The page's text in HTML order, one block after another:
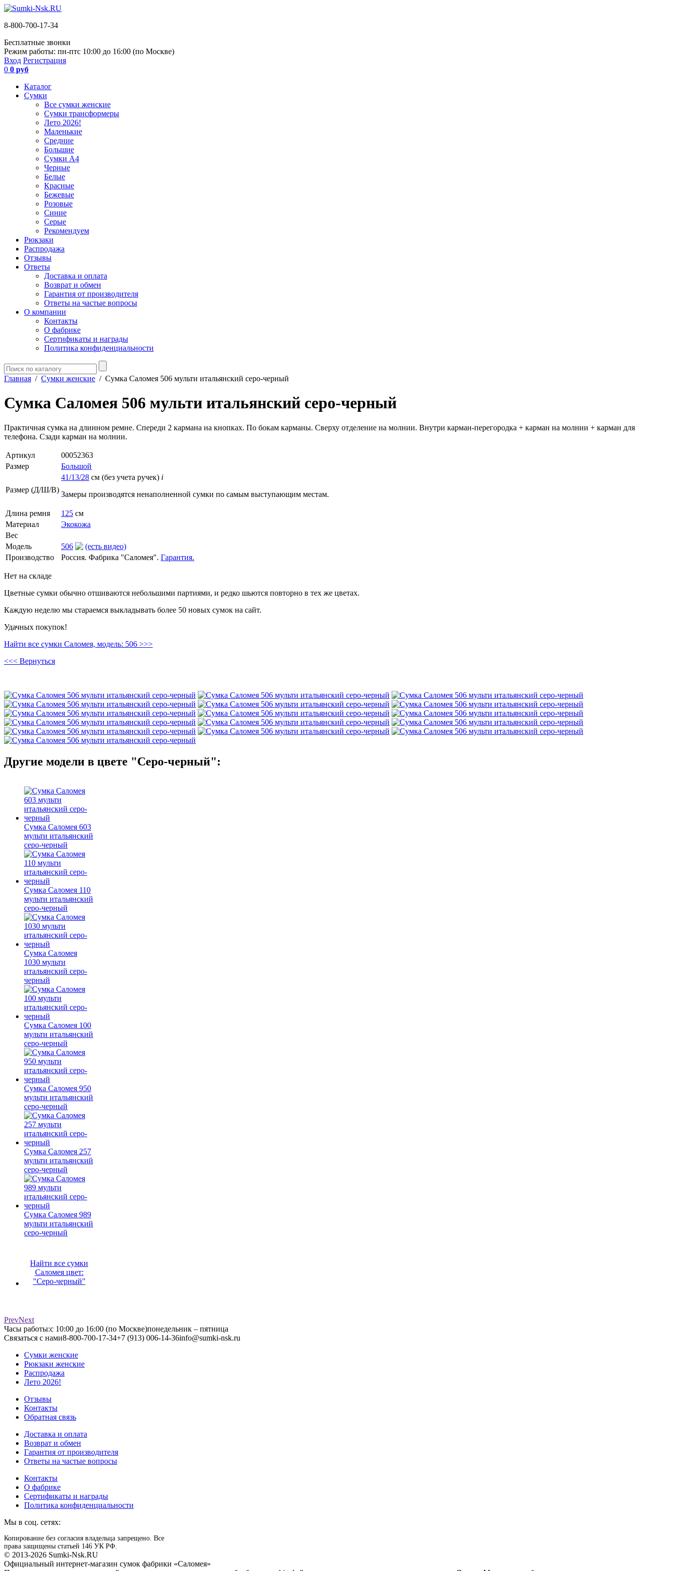
8-800-700-17-34
Бесплатные звонки
Режим работы: пн-птс 10:00 до 16:00 (по Москве)
Вход Регистрация
0 0 руб
Каталог
Сумки
Все сумки женские
Сумки трансформеры
Лето 2026!
Маленькие
Средние
Большие
Сумки А4
Черные
Белые
Красные
Бежевые
Розовые
Синие
Серые
Рекомендуем
Рюкзаки
Распродажа
Отзывы
Ответы
Доставка и оплата
Возврат и обмен
Гарантия от производителя
Ответы на частые вопросы
О компании
Контакты
О фабрике
Сертификаты и награды
Политика конфиденциальности
Главная / Сумки женские / Сумка Саломея 506 мульти итальянский серо-черный
Сумка Саломея 506 мульти итальянский серо-черный
Практичная сумка на длинном ремне. Спереди 2 кармана на кнопках. По бокам карманы. Сверху отделение на молнии. Внутри карман-перегородка + карман на молнии + карман для
телефона. Сзади карман на молнии.
Артикул
00052363
Размер
Большой
Размер (Д/Ш/В)
41/13/28 см (без учета ручек) i
Замеры производятся ненаполненной сумки по самым выступающим местам.
Длина ремня 125 см
Материал
Экокожа
Вес
Модель
506
(есть видео)
Производство
Россия. Фабрика "Саломея". Гарантия.
Нет на складе
Цветные сумки обычно отшиваются небольшими партиями, и редко шьются повторно в тех же цветах.
Каждую неделю мы стараемся выкладывать более 50 новых сумок на сайт.
Удачных покупок!
Найти все сумки Саломея, модель: 506 >>>
<<< Вернуться
Другие модели в цвете "Серо-черный":
Сумка Саломея 603
мульти итальянский
серо-черный
Сумка Саломея 110
мульти итальянский
серо-черный
Сумка Саломея
1030 мульти
итальянский серо-
черный
Сумка Саломея 100
мульти итальянский
серо-черный
Сумка Саломея 950
мульти итальянский
серо-черный
Сумка Саломея 257
мульти итальянский
серо-черный
Сумка Саломея 989
мульти итальянский
серо-черный
Найти все сумки
Саломея цвет:
"Серо-черный"
PrevNext
Часы работы:с 10:00 до 16:00 (по Москве)понедельник – пятница
Связаться с нами8-800-700-17-34+7 (913) 006-14-36info@sumki-nsk.ru
Сумки женские
Рюкзаки женские
Распродажа
Лето 2026!
Отзывы
Контакты
Обратная связь
Доставка и оплата
Возврат и обмен
Гарантия от производителя
Ответы на частые вопросы
Контакты
О фабрике
Сертификаты и награды
Политика конфиденциальности
Мы в соц. сетях:
Копирование без согласия владельца запрещено. Все
права защищены статьей 146 УК РФ.
© 2013-2026 Sumki-Nsk.RU
Официальный интернет-магазин сумок фабрики «Саломея»